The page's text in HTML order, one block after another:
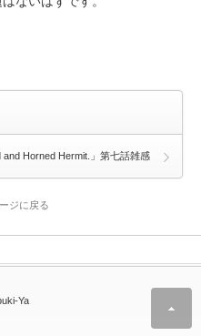
and Horned Hermit.」第七話雑感
ジに戻る
Ya